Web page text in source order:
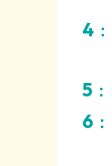
4 ：
5 ：
6 ：